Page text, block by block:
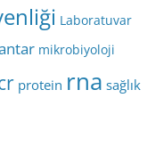
Laboratuvar
mikrobiyoloji
protein rna sağlık